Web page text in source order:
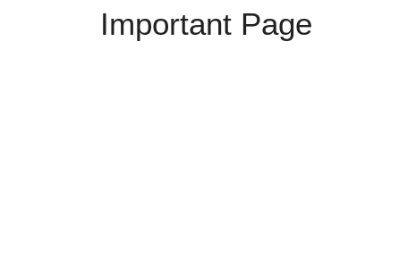
Important Page